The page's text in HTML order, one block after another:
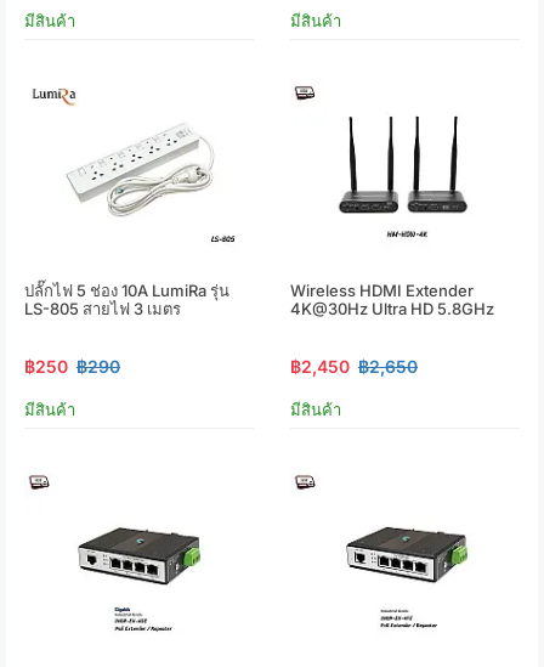
มีสินค้า มีสินค้า
ปลั๊กไฟ 5 ช่อง 10A LumiRa รุ่น
LS-805 สายไฟ 3 เมตร
฿250 ฿290
มีสินค้า
Wireless HDMI Extender
4K@30Hz Ultra HD 5.8GHz
฿2,450 ฿2,650
มีสินค้า